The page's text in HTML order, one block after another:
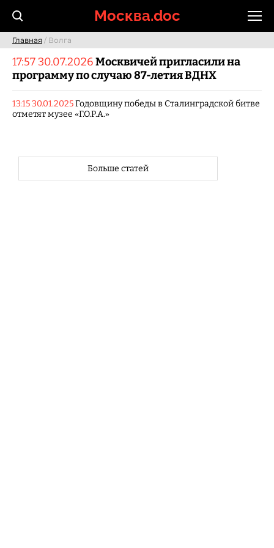
Москва.doc
Главная / Волга
17:57 30.07.2026Москвичей пригласили на
программу по случаю 87-летия ВДНХ
13:15 30.01.2025Годовщину победы в Сталинградской битве
отметят музее «Г.О.Р.А.»
Больше статей